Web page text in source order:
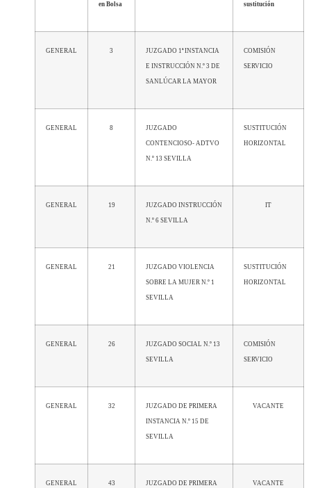
en Bolsa sustitución
GENERAL 3 JUZGADO 1ª INSTANCIA
E INSTRUCCIÓN N.º 3 DE
SANLÚCAR LA MAYOR
COMISIÓN
SERVICIO
GENERAL 8 JUZGADO
CONTENCIOSO- ADTVO
N.º 13 SEVILLA
SUSTITUCIÓN
HORIZONTAL
GENERAL 19 JUZGADO INSTRUCCIÓN
N.º 6 SEVILLA
IT
GENERAL 21 JUZGADO VIOLENCIA
SOBRE LA MUJER N.º 1
SEVILLA
SUSTITUCIÓN
HORIZONTAL
GENERAL 26 JUZGADO SOCIAL N.º 13
SEVILLA
COMISIÓN
SERVICIO
GENERAL 32 JUZGADO DE PRIMERA
INSTANCIA N.º 15 DE
SEVILLA
VACANTE
GENERAL 43 JUZGADO DE PRIMERA VACANTE